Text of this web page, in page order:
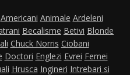
Americani Animale Ardeleni
Becalisme Betivi Blonde
Chuck Norris Ciobani
Doctori Englezi Evrei Femei
Hrusca Ingineri Intrebari si